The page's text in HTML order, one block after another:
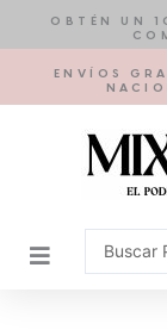
contenido
OBTÉN UN
ENVÍOS
Search
...